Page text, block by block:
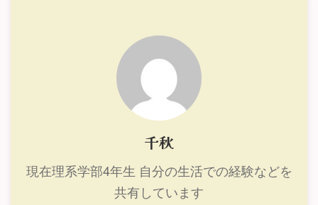
千秋
現在理系学部4年生 自分の生活での経験などを
共有しています